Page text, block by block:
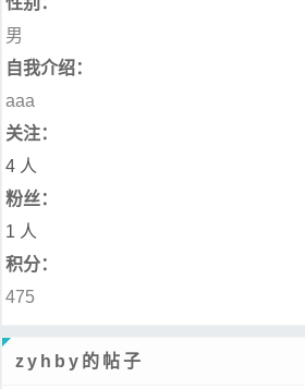
男
自我介绍：
aaa
关注：
4 人
粉丝：
1 人
积分：
475
zyhby的帖子